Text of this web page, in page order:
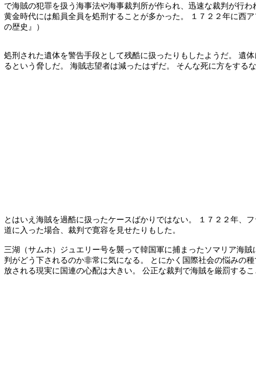
で海賊の犯罪を扱う海事法や海事裁判所が作られ、迅速な裁判が行
黄金時代には船員全員を処刑することが多かった。 １７２２年に西
の歴史』）
処刑された遺体を警告手段として残酷に扱ったりもしたようだ。 遺
るという脅しだ。 海賊志望者は減ったはずだ。 そんな死に方をする
とはいえ海賊を過酷に扱ったケースばかりではない。 １７２２年、
道に入った場合、裁判で寛容を見せたりもした。
三湖（サムホ）ジュエリー号を襲って韓国軍に捕まったソマリア海
判がどう下されるのか非常に気になる。 とにかく国際社会の悩みの
放される現実に国連の心配は大きい。 公正な裁判で海賊を厳罰する